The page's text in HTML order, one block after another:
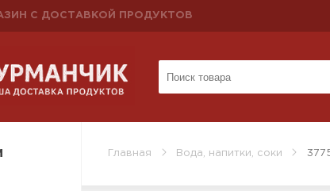
С ДОСТАВКОЙ ПРОДУКТОВ
Главная Вода, напитки, соки